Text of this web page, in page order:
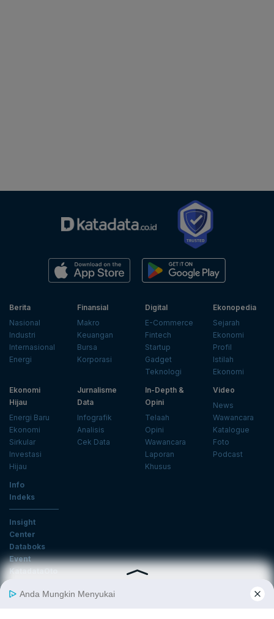
Berita
Nasional
Industri
Internasional
Energi
Finansial
Makro
Keuangan
Bursa
Korporasi
Digital
E-Commerce
Fintech
Startup
Gadget
Teknologi
Ekonopedia
Sejarah
Ekonomi
Profil
Istilah
Ekonomi
Ekonomi
Hijau
Energi Baru
Ekonomi
Sirkular
Investasi
Hijau
Jurnalisme
Data
Infografik
Analisis
Cek Data
In-Depth &
Opini
Telaah
Opini
Wawancara
Laporan
Khusus
Video
News
Wawancara
Katalogue
Foto
Podcast
Info
Indeks
Insight
Center
Databoks
Event
KatadataOto